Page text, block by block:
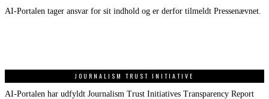
AI-Portalen tager ansvar for sit indhold og er derfor tilmeldt Pressenævnet.
JOURNALISM TRUST INITIATIVE
AI-Portalen har udfyldt Journalism Trust Initiatives Transparency Report